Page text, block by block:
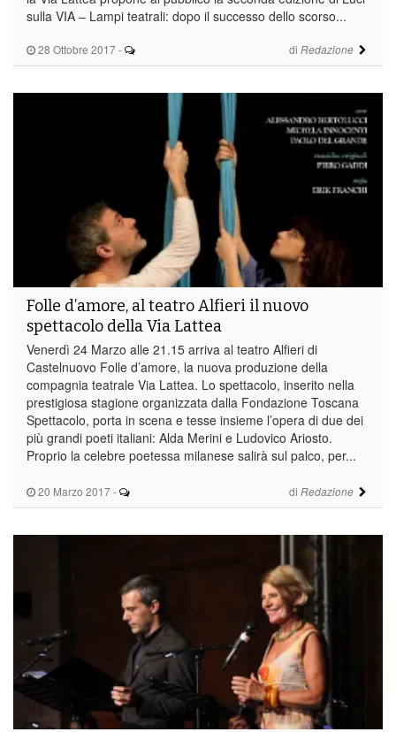
28 Ottobre 2017 - di Redazione
sulla VIA – Lampi teatrali: dopo il successo dello scorso...
20 Marzo 2017 - di Redazione
Folle d’amore, al teatro Alfieri il nuovo
spettacolo della Via Lattea
Venerdì 24 Marzo alle 21.15 arriva al teatro Alfieri di
Castelnuovo Folle d’amore, la nuova produzione della
compagnia teatrale Via Lattea. Lo spettacolo, inserito nella
prestigiosa stagione organizzata dalla Fondazione Toscana
Spettacolo, porta in scena e tesse insieme l’opera di due dei
più grandi poeti italiani: Alda Merini e Ludovico Ariosto.
Proprio la celebre poetessa milanese salirà sul palco, per...